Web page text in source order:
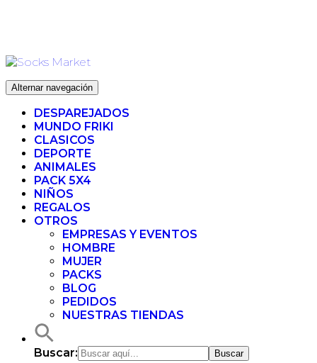
Alternar navegación
DESPAREJADOS
MUNDO FRIKI
CLASICOS
DEPORTE
ANIMALES
PACK 5X4
NIÑOS
REGALOS
OTROS
EMPRESAS Y EVENTOS
HOMBRE
MUJER
PACKS
BLOG
PEDIDOS
NUESTRAS TIENDAS
Buscar: